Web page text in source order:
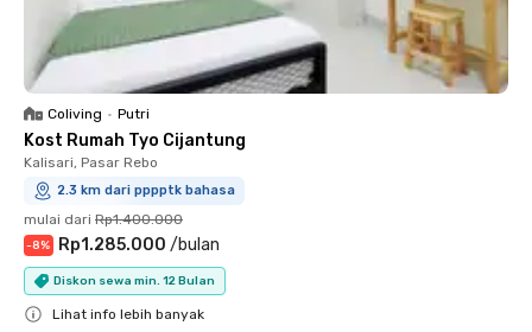
Coliving • Putri
Kost Rumah Tyo Cijantung
Kalisari, Pasar Rebo
2.3 km dari pppptk bahasa
mulai dari Rp1.400.000
-8% Rp1.285.000 /bulan
Diskon sewa min. 12 Bulan
Lihat info lebih banyak